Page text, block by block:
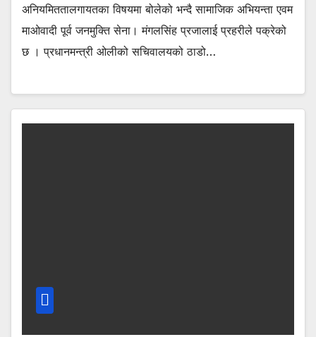
अनियमिततालगायतका विषयमा बोलेको भन्दै सामाजिक अभियन्ता एवम
माओवादी पूर्व जनमुक्ति सेना। मंगलसिंह प्रजालाई प्रहरीले पक्रेको
छ । प्रधानमन्त्री ओलीको सचिवालयको ठाडो…